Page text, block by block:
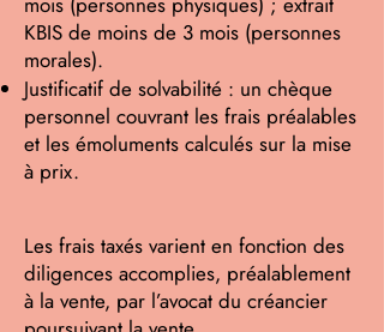
KBIS de moins de 3 mois (personnes
morales).
Justificatif de solvabilité : un chèque
personnel couvrant les frais préalables
et les émoluments calculés sur la mise
à prix.
Les frais taxés varient en fonction des
diligences accomplies, préalablement
à la vente, par l’avocat du créancier